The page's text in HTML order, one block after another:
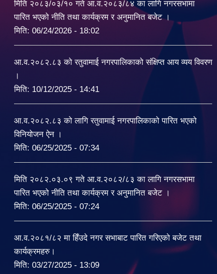
मिति २०८३/०३/१० गते आ.व.२०८३/८४ का लागि नगरसभामा
पारित भएको नीति तथा कार्यक्रम र अनुमानित बजेट ।
मिति: 06/24/2026 - 18:02
आ.व.२०८२.८३ को रतुवामाई नगरपालिकाको संक्षिप्त आय व्यय विवरण
।
मिति: 10/12/2025 - 14:41
आ.व.२०८२.८३ को लागि रतुवामाई नगरपालिकाको पारित भएको
विनियोजन ऐन ।
मिति: 06/25/2025 - 07:34
मिति २०८२.०३.०९ गते आ.व.२०८२/८३ का लागि नगरसभामा
पारित भएको नीति तथा कार्यक्रम र अनुमानित बजेट ।
मिति: 06/25/2025 - 07:24
आ.व.२०८१/८२ मा हिँउदे नगर सभाबाट पारित गरिएको बजेट तथा
कार्यक्रमहरु।
मिति: 03/27/2025 - 13:09